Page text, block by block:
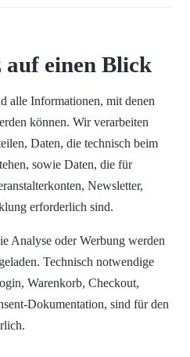
auf einen Blick
alle Informationen, mit denen
können. Wir verarbeiten
Daten, die technisch beim
sowie Daten, die für
Newsletter,
erforderlich sind.
Analyse oder Werbung werden
Technisch notwendige
Warenkorb, Checkout,
Dokumentation, sind für den